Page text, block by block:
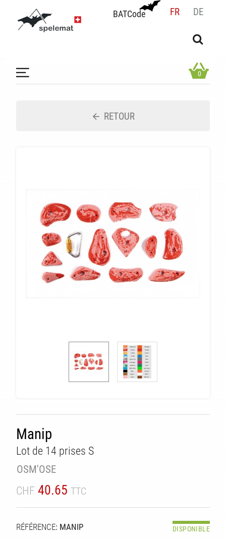
BATCode FR DE
BATCode
OK
0
RETOUR
Manip
Lot de 14 prises S
OSM'OSE
CHF 40.65 TTC
RÉFÉRENCE: MANIP DISPONIBLE